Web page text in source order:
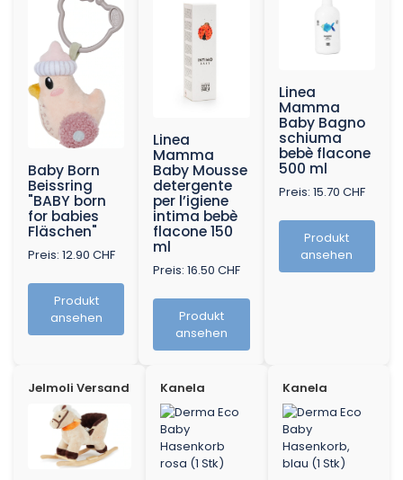
Baby Born
Beissring
"BABY born
for babies
Fläschen"
Preis: 12.90 CHF
Produkt
ansehen
Linea
Mamma
Baby Mousse
detergente
per l’igiene
intima bebè
flacone 150
ml
Preis: 16.50 CHF
Produkt
ansehen
Linea
Mamma
Baby Bagno
schiuma
bebè flacone
500 ml
Preis: 15.70 CHF
Produkt
ansehen
Jelmoli Versand Kanela Kanela